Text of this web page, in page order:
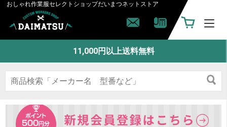
おしゃれ作業服セレクトショップだいまつネットストア
11,000円以上送料無料